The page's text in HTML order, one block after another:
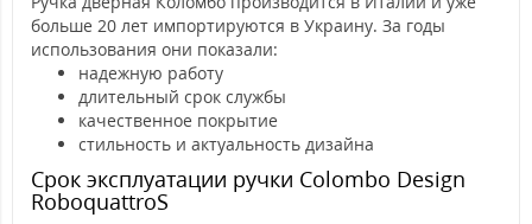
больше 20 лет импортируются в Украину. За годы
использования они показали:
надежную работу
длительный срок службы
качественное покрытие
стильность и актуальность дизайна
Срок эксплуатации ручки Colombo Design
RoboquattroS